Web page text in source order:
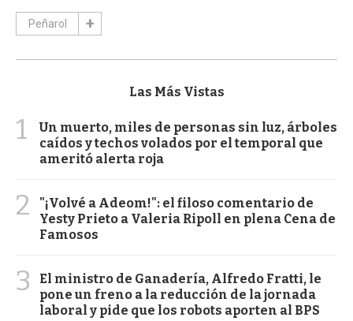
Peñarol
Las Más Vistas
1
Un muerto, miles de personas sin luz, árboles
caídos y techos volados por el temporal que
ameritó alerta roja
2
"¡Volvé a Adeom!": el filoso comentario de
Yesty Prieto a Valeria Ripoll en plena Cena de
Famosos
3
El ministro de Ganadería, Alfredo Fratti, le
pone un freno a la reducción de la jornada
laboral y pide que los robots aporten al BPS